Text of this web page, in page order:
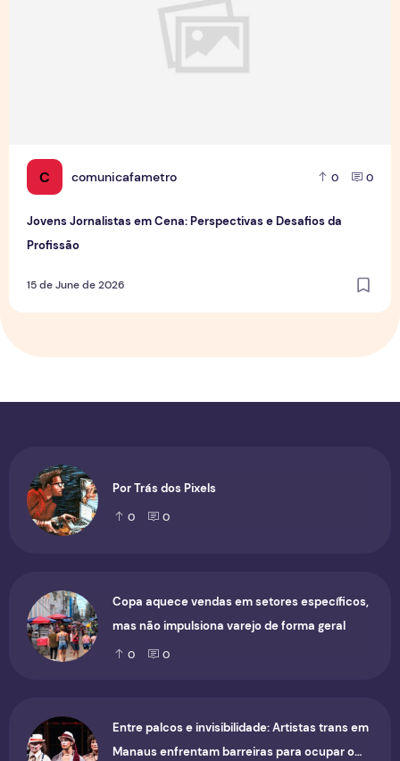
C comunicafametro 0 0
Jovens Jornalistas em Cena: Perspectivas e Desafios da
Profissão
15 de June de 2026
Por Trás dos Pixels
0 0
Copa aquece vendas em setores específicos,
mas não impulsiona varejo de forma geral
0 0
Entre palcos e invisibilidade: Artistas trans em
Manaus enfrentam barreiras para ocupar o